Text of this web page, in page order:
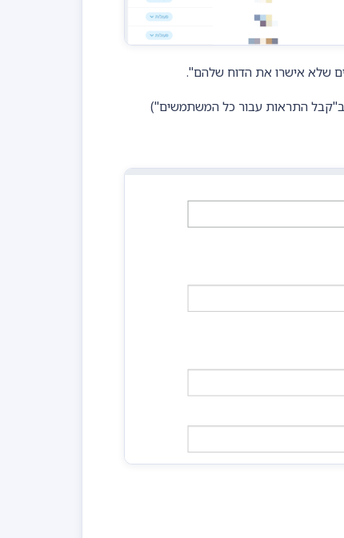
שלא אישרו את הדוח שלהם".
התראות עבור כל המשתמשים")